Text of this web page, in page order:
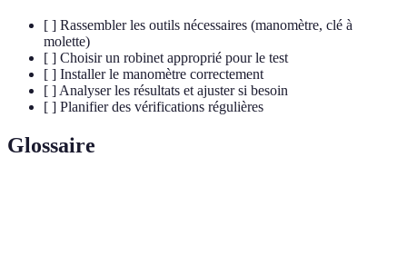
[ ] Rassembler les outils nécessaires (manomètre, clé à
molette)
[ ] Choisir un robinet approprié pour le test
[ ] Installer le manomètre correctement
[ ] Analyser les résultats et ajuster si besoin
[ ] Planifier des vérifications régulières
Glossaire